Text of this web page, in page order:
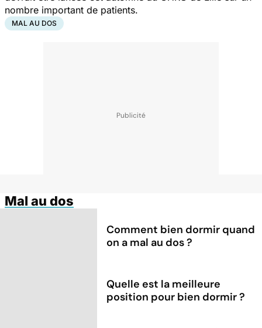
nombre important de patients.
MAL AU DOS
Mal au dos
Comment bien dormir quand
on a mal au dos ?
Quelle est la meilleure
position pour bien dormir ?